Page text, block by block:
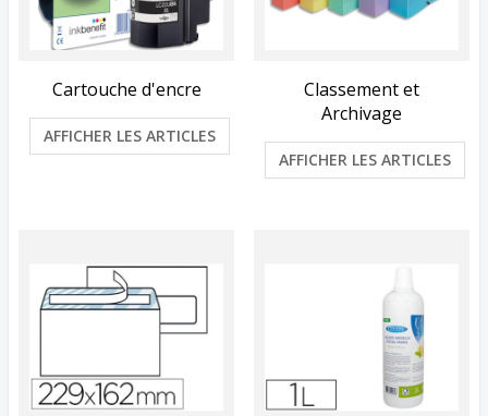
Cartouche d'encre
AFFICHER LES ARTICLES
Classement et
Archivage
AFFICHER LES ARTICLES